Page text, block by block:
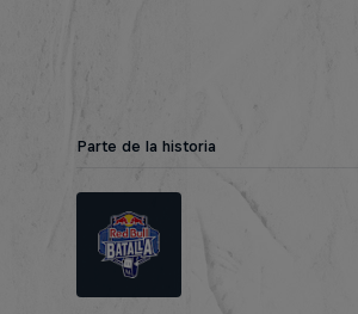
Parte de la historia